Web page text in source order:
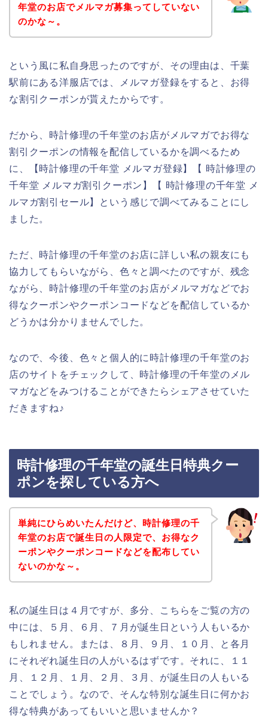
年堂のお店でメルマガ募集ってしていない
のかな～。
という風に私自身思ったのですが、その理由は、千葉
駅前にある洋服店では、メルマガ登録をすると、お得
な割引クーポンが貰えたからです。
だから、時計修理の千年堂のお店がメルマガでお得な
割引クーポンの情報を配信しているかを調べるため
に、【時計修理の千年堂 メルマガ登録】【 時計修理の
千年堂 メルマガ割引クーポン】【 時計修理の千年堂 メ
ルマガ割引セール】という感じで調べてみることにし
ました。
ただ、時計修理の千年堂のお店に詳しい私の親友にも
協力してもらいながら、色々と調べたのですが、残念
ながら、時計修理の千年堂のお店がメルマガなどでお
得なクーポンやクーポンコードなどを配信しているか
どうかは分かりませんでした。
なので、今後、色々と個人的に時計修理の千年堂のお
店のサイトをチェックして、時計修理の千年堂のメル
マガなどをみつけることができたらシェアさせていた
だきますね♪
時計修理の千年堂の誕生日特典クー
ポンを探している方へ
単純にひらめいたんだけど、時計修理の千
年堂のお店で誕生日の人限定で、お得なク
ーポンやクーポンコードなどを配布してい
ないのかな～。
私の誕生日は４月ですが、多分、こちらをご覧の方の
中には、５月、６月、７月が誕生日という人もいるか
もしれません。または、８月、９月、１０月、と各月
にそれぞれ誕生日の人がいるはずです。それに、１１
月、１２月、１月、２月、３月、が誕生日の人もいる
ことでしょう。なので、そんな特別な誕生日に何かお
得な特典があってもいいと思いませんか？